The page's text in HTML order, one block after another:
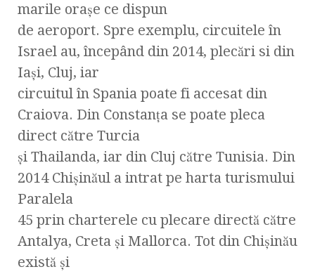
marile orașe ce dispun
de aeroport. Spre exemplu, circuitele în
Israel au, începând din 2014, plecări si din
Iași, Cluj, iar
circuitul în Spania poate fi accesat din
Craiova. Din Constanța se poate pleca
direct către Turcia
și Thailanda, iar din Cluj către Tunisia. Din
2014 Chișinăul a intrat pe harta turismului
Paralela
45 prin charterele cu plecare directă către
Antalya, Creta și Mallorca. Tot din Chișinău
există și